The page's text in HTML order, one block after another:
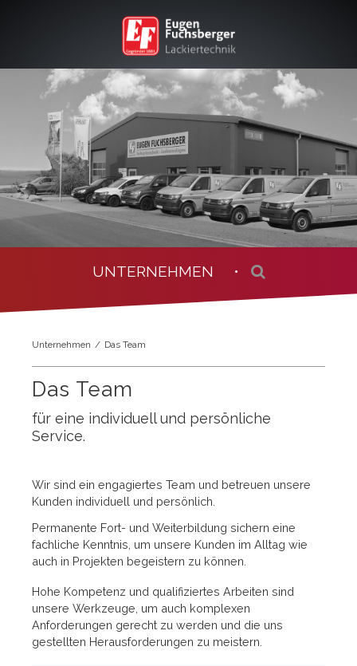
UNTERNEHMEN •
Unternehmen Das Team
Das Team
für eine individuell und persönliche
Service.
Wir sind ein engagiertes Team und betreuen unsere
Kunden individuell und persönlich.
Permanente Fort- und Weiterbildung sichern eine
fachliche Kenntnis, um unsere Kunden im Alltag wie
auch in Projekten begeistern zu können.
Hohe Kompetenz und qualifiziertes Arbeiten sind
unsere Werkzeuge, um auch komplexen
Anforderungen gerecht zu werden und die uns
gestellten Herausforderungen zu meistern.